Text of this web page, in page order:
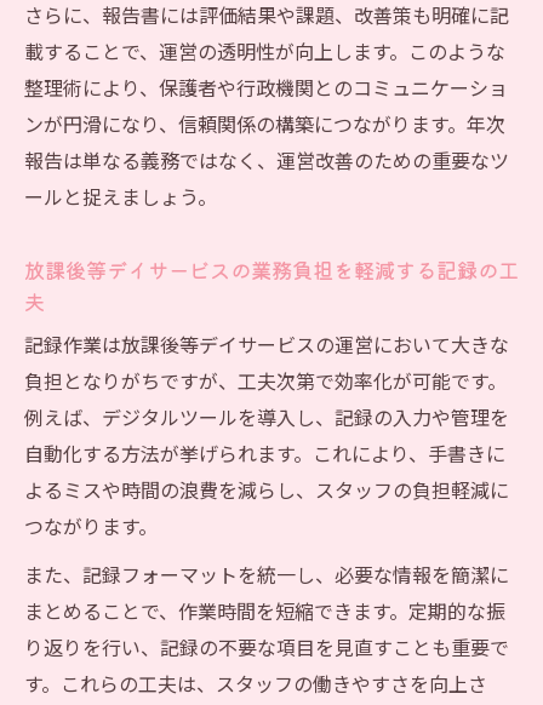
さらに、報告書には評価結果や課題、改善策も明確に記
載することで、運営の透明性が向上します。このような
整理術により、保護者や行政機関とのコミュニケーショ
ンが円滑になり、信頼関係の構築につながります。年次
報告は単なる義務ではなく、運営改善のための重要なツ
ールと捉えましょう。
放課後等デイサービスの業務負担を軽減する記録の工
夫
記録作業は放課後等デイサービスの運営において大きな
負担となりがちですが、工夫次第で効率化が可能です。
例えば、デジタルツールを導入し、記録の入力や管理を
自動化する方法が挙げられます。これにより、手書きに
よるミスや時間の浪費を減らし、スタッフの負担軽減に
つながります。
また、記録フォーマットを統一し、必要な情報を簡潔に
まとめることで、作業時間を短縮できます。定期的な振
り返りを行い、記録の不要な項目を見直すことも重要で
す。これらの工夫は、スタッフの働きやすさを向上さ